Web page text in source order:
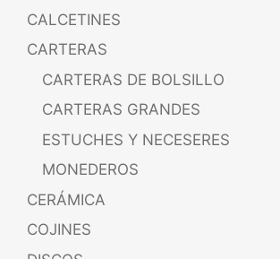
CALCETINES
CARTERAS
CARTERAS DE BOLSILLO
CARTERAS GRANDES
ESTUCHES Y NECESERES
MONEDEROS
CERÁMICA
COJINES